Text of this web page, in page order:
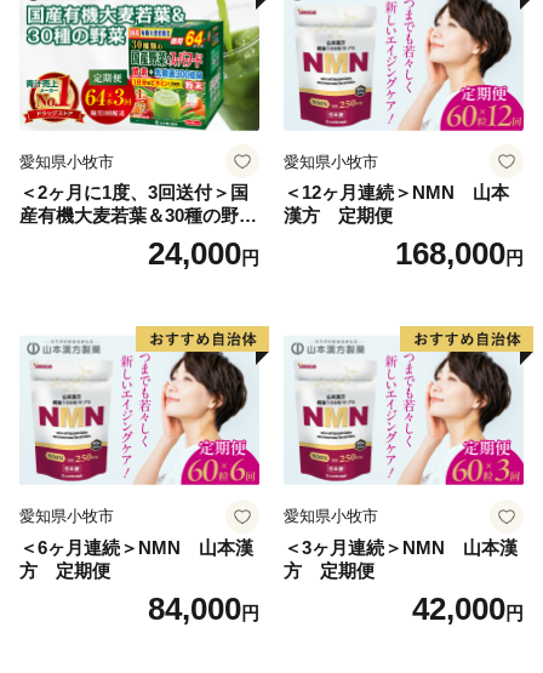
愛知県小牧市
＜2ヶ月に1度、3回送付＞国
産有機大麦若葉＆30種の野
菜 山本漢方 定期便
24,000円
愛知県小牧市
＜12ヶ月連続＞NMN 山本
漢方 定期便
168,000円
愛知県小牧市
＜6ヶ月連続＞NMN 山本漢
方 定期便
84,000円
愛知県小牧市
＜3ヶ月連続＞NMN 山本漢
方 定期便
42,000円